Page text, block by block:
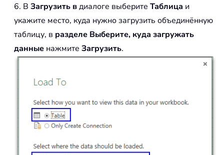
6. В Загрузить вдиалоге выберите Таблица и
укажите место, куда нужно загрузить объединённую
таблицу, в разделе Выберите, куда загружать
данные нажмите Загрузить.